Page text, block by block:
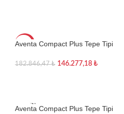
-20%
Aventa Compact Plus Tepe Tipi
182.846,47₺ 146.277,18 ₺
TÜKEN
DI
Aventa Compact Plus Tepe Tipi